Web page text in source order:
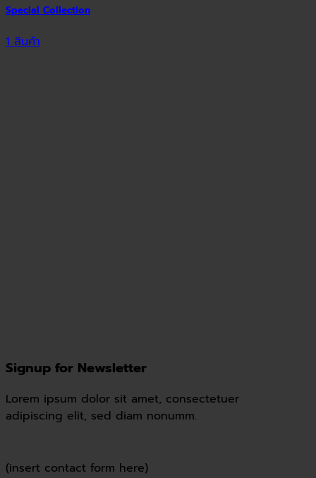
Special Collection
1 สินค้า
Signup for Newsletter
Lorem ipsum dolor sit amet, consectetuer
adipiscing elit, sed diam nonumm.
(insert contact form here)